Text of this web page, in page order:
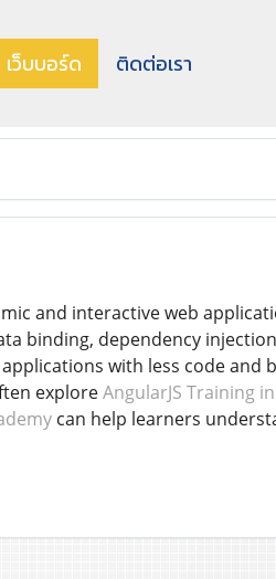
เว็บบอร์ด ติดต่อเรา
and interactive web
binding, dependency
with less code and
exploreAngularJS Training
can help learners